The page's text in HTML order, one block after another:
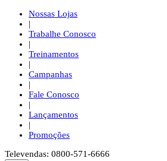
Nossas Lojas
|
Trabalhe Conosco
|
Treinamentos
|
Campanhas
|
Fale Conosco
|
Lançamentos
|
Promoções
Televendas: 0800-571-6666